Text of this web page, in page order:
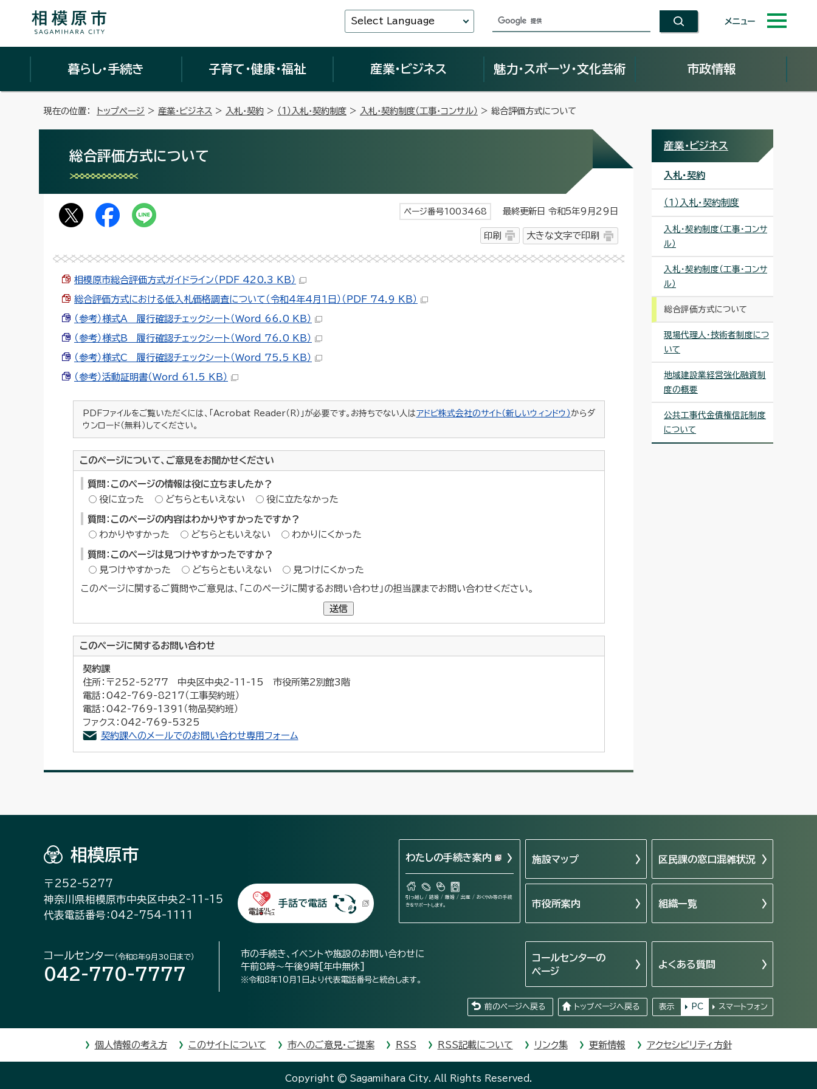
Select Language メニュー
暮らし・手続き 子育て・健康・福祉 産業・ビジネス 魅力・スポーツ・文化芸術 市政情報
現在の位置： トップページ > 産業・ビジネス > 入札・契約 > （1）入札・契約制度 > 入札・契約制度（工事・コンサル） > 総合評価方式について
総合評価方式について
ページ番号1003468 最終更新日 令和5年9月29日
印刷 大きな文字で印刷
相模原市総合評価方式ガイドライン（PDF 420.3 KB）
総合評価方式における低入札価格調査について（令和4年4月1日）（PDF 74.9 KB）
（参考）様式A 履行確認チェックシート（Word 66.0 KB）
（参考）様式B 履行確認チェックシート（Word 76.0 KB）
（参考）様式C 履行確認チェックシート（Word 75.5 KB）
（参考）活動証明書（Word 61.5 KB）
PDFファイルをご覧いただくには、「Acrobat Reader（R）」が必要です。お持ちでない人はアドビ株式会社のサイト（新しいウィンドウ） からダ
ウンロード（無料）してください。
このページについて、ご意見をお聞かせください
質問：このページの情報は役に立ちましたか？
役に立った
どちらともいえない 役に立たなかった
質問：このページの内容はわかりやすかったですか？
わかりやすかった
どちらともいえない わかりにくかった
質問：このページは見つけやすかったですか？
見つけやすかった
どちらともいえない 見つけにくかった
このページに関するご質問やご意見は、「このページに関するお問い合わせ」の担当課までお問い合わせください。
送信
このページに関するお問い合わせ
契約課
住所：〒252-5277 中央区中央2-11-15 市役所第2別館3階
電話：042-769-8217（工事契約班）
電話：042-769-1391（物品契約班）
ファクス：042-769-5325
契約課へのメールでのお問い合わせ専用フォーム
産業・ビジネス
入札・契約
（1）入札・契約制度
入札・契約制度（工事・コンサ
ル）
入札・契約制度（工事・コンサ
ル）
総合評価方式について
現場代理人・技術者制度につ
いて
地域建設業経営強化融資制
度の概要
公共工事代金債権信託制度
について
相模原市
〒252-5277
神奈川県相模原市中央区中央2-11-15
代表電話番号：042-754-1111
手話で電話
わたしの手続き案内
引っ越し / 結婚 / 離婚 / 出産 / おくやみ等の手続
きをサポートします。
施設マップ 区民課の窓口混雑状況
市役所案内 組織一覧
コールセンター （令和8年9月30日まで）
042-770-7777
市の手続き、イベントや施設のお問い合わせに
午前8時～午後9時[年中無休]
※令和8年10月1日より代表電話番号と統合します。
コールセンターの
ページ
よくある質問
前のページへ戻る トップページへ戻る 表示 PC スマートフォン
個人情報の考え方 このサイトについて 市へのご意見・ご提案 RSS RSS記載について リンク集 更新情報 アクセシビリティ方針
Copyright © Sagamihara City. All Rights Reserved.